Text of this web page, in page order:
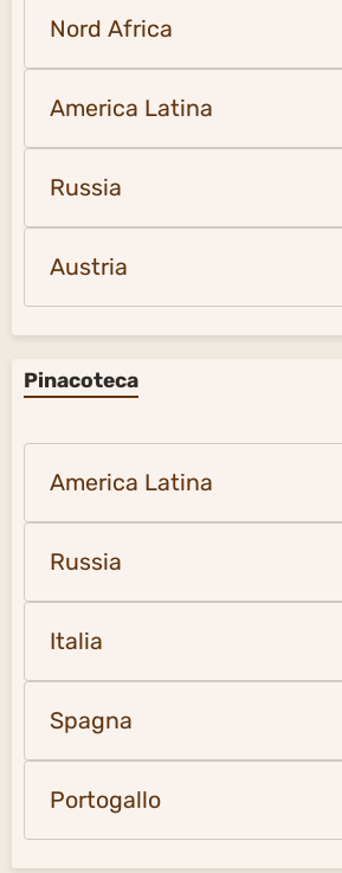
Nord Africa
America Latina
Russia
Austria
Pinacoteca
America Latina
Russia
Italia
Spagna
Portogallo